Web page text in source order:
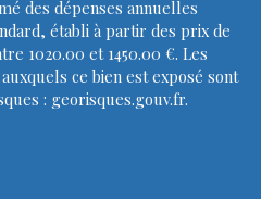
des dépenses annuelles
établi à partir des prix de
1020.00 et 1450.00 €. Les
ce bien est exposé sont
: georisques.gouv.fr.